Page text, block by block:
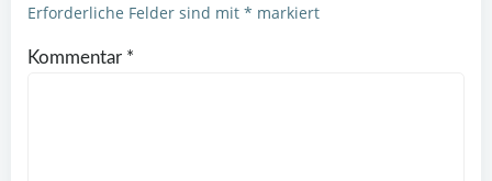
Erforderliche Felder sind mit * markiert
Kommentar *